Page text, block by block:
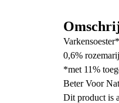
0,6%
*met 11%
Beter Voor
Dit product is